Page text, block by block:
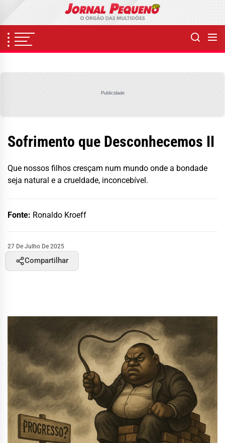
content
Publicidade
Sofrimento que Desconhecemos II
Que nossos filhos cresçam num mundo onde a bondade
seja natural e a crueldade, inconcebível.
Fonte: Ronaldo Kroeff
27 De Julho De 2025
Compartilhar